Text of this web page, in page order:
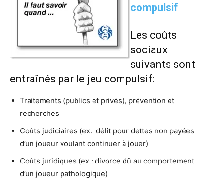
compulsif
Les coûts
sociaux
suivants sont
entraînés par le jeu compulsif:
Traitements (publics et privés), prévention et
recherches
Coûts judiciaires (ex.: délit pour dettes non payées
d’un joueur voulant continuer à jouer)
Coûts juridiques (ex.: divorce dû au comportement
d’un joueur pathologique)